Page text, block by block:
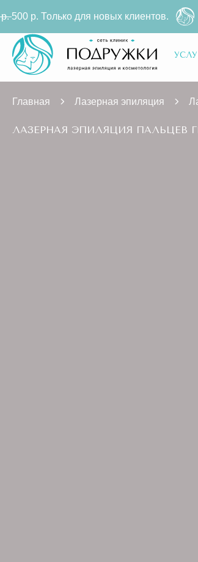
Главная Лазерная эпиляция
ЛАЗЕРНАЯ ЭПИЛЯЦИЯ ПАЛЬЦЕВ
клиентов. Эпиляция пальцев на